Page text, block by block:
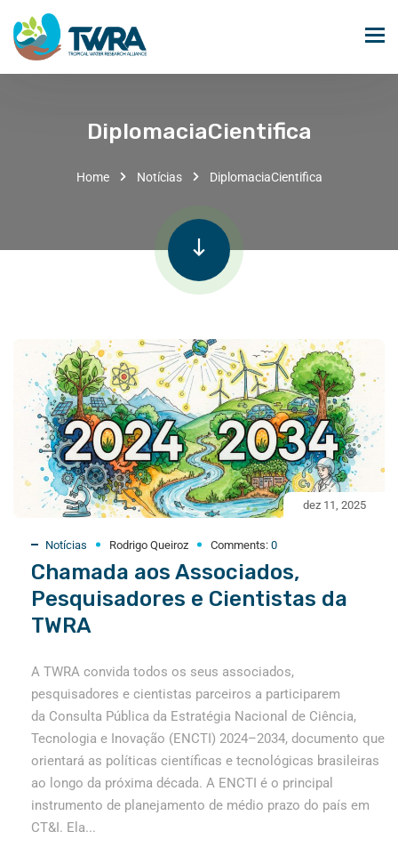
DiplomaciaCientifica
Home Notícias DiplomaciaCientifica
dez 11, 2025
Notícias Rodrigo Queiroz Comments: 0
Chamada aos Associados,
Pesquisadores e Cientistas da
TWRA
A TWRA convida todos os seus associados,
pesquisadores e cientistas parceiros a participarem
da Consulta Pública da Estratégia Nacional de Ciência,
Tecnologia e Inovação (ENCTI) 2024–2034, documento que
orientará as políticas científicas e tecnológicas brasileiras
ao longo da próxima década. A ENCTI é o principal
instrumento de planejamento de médio prazo do país em
CT&I. Ela...